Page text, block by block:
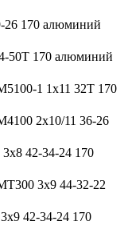
26 170 алюминий
50T 170 алюминий
1 1x11 32T 170
2x10/11 36-26
3x8 42-34-24 170
3x9 44-32-22
42-34-24 170